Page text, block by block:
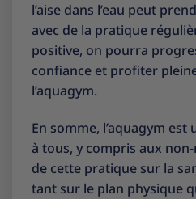
l’aise dans l’eau peut
avec de la pratique
positive, on pourra
confiance et profiter
l’aquagym.
En somme, l’aquagym est
à tous, y compris aux
de cette pratique sur la
tant sur le plan physique